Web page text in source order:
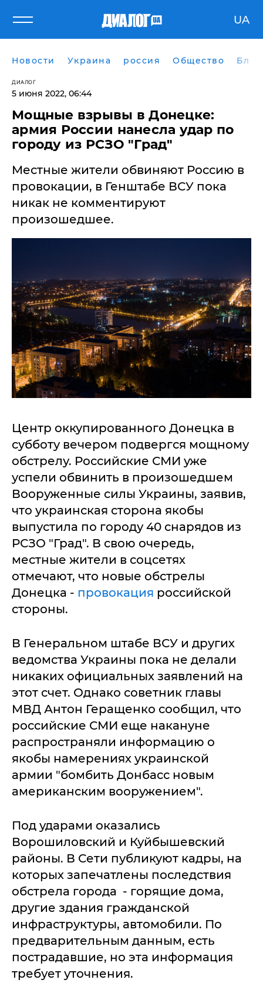
UA
Новости Украина россия Общество
ДИАЛОГ
5 июня 2022, 06:44
Мощные взрывы в Донецке:
армия России нанесла удар по
городу из РСЗО "Град"
Местные жители обвиняют Россию в
провокации, в Генштабе ВСУ пока
никак не комментируют
произошедшее.
Центр оккупированного Донецка в
субботу вечером подвергся мощному
обстрелу. Российские СМИ уже
успели обвинить в произошедшем
Вооруженные силы Украины, заявив,
что украинская сторона якобы
выпустила по городу 40 снарядов из
РСЗО "Град". В свою очередь,
местные жители в соцсетях
отмечают, что новые обстрелы
Донецка - провокация российской
стороны.
В Генеральном штабе ВСУ и других
ведомства Украины пока не делали
никаких официальных заявлений на
этот счет. Однако советник главы
МВД Антон Геращенко сообщил, что
российские СМИ еще накануне
распространяли информацию о
якобы намерениях украинской
армии "бомбить Донбасс новым
американским вооружением".
Под ударами оказались
Ворошиловский и Куйбышевский
районы. В Сети публикуют кадры, на
которых запечатлены последствия
обстрела города - горящие дома,
другие здания гражданской
инфраструктуры, автомобили. По
предварительным данным, есть
пострадавшие, но эта информация
требует уточнения.